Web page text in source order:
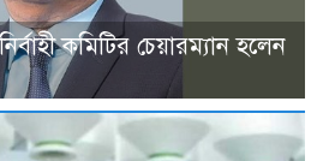
কমিটির চেয়ারম্যান হলেন